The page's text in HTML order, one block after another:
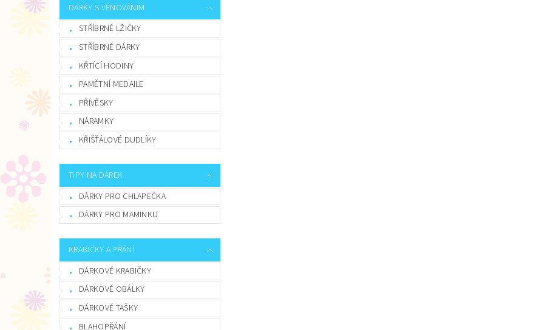
DÁRKY S VĚNOVÁNÍM
STŘÍBRNÉ LŽIČKY
STŘÍBRNÉ DÁRKY
KŘTÍCÍ HODINY
PAMĚTNÍ MEDAILE
PŘÍVĚSKY
NÁRAMKY
KŘIŠŤÁLOVÉ DUDLÍKY
TIPY NA DÁREK
DÁRKY PRO CHLAPEČKA
DÁRKY PRO MAMINKU
KRABIČKY A PŘÁNÍ
DÁRKOVÉ KRABIČKY
DÁRKOVÉ OBÁLKY
DÁRKOVÉ TAŠKY
BLAHOPŘÁNÍ